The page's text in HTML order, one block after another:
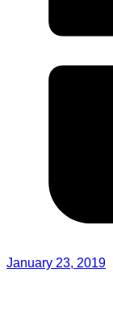
January 23, 2019